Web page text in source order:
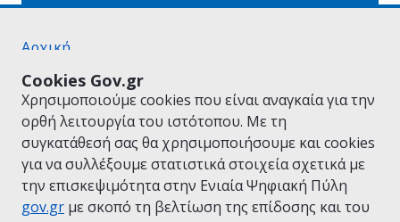
Cookies Gov.gr
Χρησιμοποιούμε cookies που είναι αναγκαία για την
ορθή λειτουργία του ιστότοπου. Με τη
συγκατάθεσή σας θα χρησιμοποιήσουμε και cookies
για να συλλέξουμε στατιστικά στοιχεία σχετικά με
την επισκεψιμότητα στην Ενιαία Ψηφιακή Πύλη
gov.gr με σκοπό τη βελτίωση της επίδοσης και του
Αρχική
Όροι Χρήσης
Πολιτική Απορρήτου
Δήλωση προσβασιμότητας
Πολιτική cookies
Προτάσεις για το gov.gr
Υλοποίηση από το Υπουργείο Ψηφιακής